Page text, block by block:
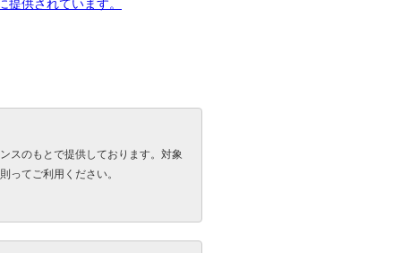
供されています。
スのもとで提供しております。対象
ってご利用ください。